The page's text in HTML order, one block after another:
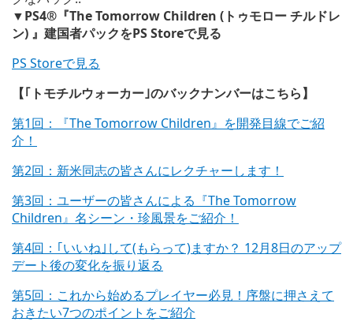
▼PS4®『The Tomorrow Children (トゥモロー チルドレ
ン) 』建国者パックをPS Storeで見る
PS Storeで見る
【｢トモチルウォーカー｣のバックナンバーはこちら】
第1回：『The Tomorrow Children』を開発目線でご紹
介！
第2回：新米同志の皆さんにレクチャーします！
第3回：ユーザーの皆さんによる『The Tomorrow
Children』名シーン・珍風景をご紹介！
第4回：｢いいね｣して(もらって)ますか？ 12月8日のアップ
デート後の変化を振り返る
第5回： これから始めるプレイヤー必見！序盤に押さえて
おきたい7つのポイントをご紹介